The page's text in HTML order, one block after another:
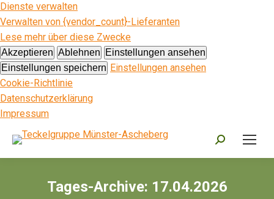
Dienste verwalten
Verwalten von {vendor_count}-Lieferanten
Lese mehr über diese Zwecke
Akzeptieren Ablehnen
Einstellungen ansehen
Einstellungen speichern Einstellungen ansehen
Cookie-Richtlinie
Datenschutzerklärung
Impressum
Search:
Tages-Archive: 17.04.2026